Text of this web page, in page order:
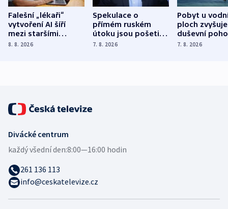
Falešní „lékaři“
vytvoření AI šíří
mezi staršími
Poláky nebezpečné
8. 8. 2026
Spekulace o
přímém ruském
útoku jsou pošetilé,
míní estonský
7. 8. 2026
Pobyt u
ploch zvyšuje
duševní
ukázala
7. 8. 2026
Divácké centrum
každý všední den:8:00—16:00 hodin
261 136 113
info@ceskatelevize.cz